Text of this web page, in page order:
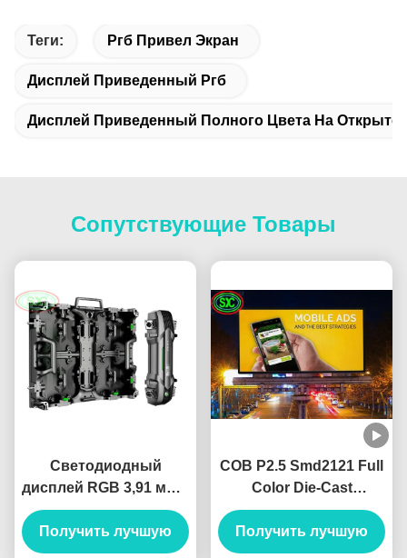
Теги: Ргб Привел Экран
Дисплей Приведенный Ргб
Дисплей Приведенный Полного Цвета На
Сопутствующие Товары
Светодиодный
дисплей RGB 3,91 мм с
сертификацией ISO
RHSO CE CB FCC
Получить лучшую
COB P2.5 Smd2121 Full
Color Die-Cast
Aluminum Chassis
Rental LED Monitor
(Полноцветный литой
Получить лучшую